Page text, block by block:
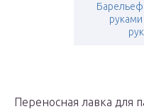
Барельеф
Переносная лавка для